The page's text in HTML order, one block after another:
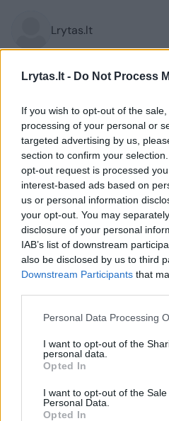
Lrytas.lt - Do Not Process
If you wish to opt-out of the
processing of your personal or
targeted advertising by us,
section to confirm your
opt-out request is processed
interest-based ads based on
us or personal information
your opt-out. You may
disclosure of your personal
IAB’s list of downstream
also be disclosed by us to third
Downstream Participants that
Personal Data Processing
I want to opt-out of the
personal data.
Opted In
I want to opt-out of the
Personal Data.
Opted In
Lrytas.lt
Iš pirmo žvilgsnio gali
septynias vieną ant
augalais apželdintas
primenantis statinys
dažnai lankomam
projektas.